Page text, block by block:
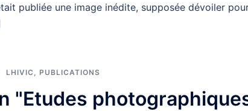
publiée une image inédite, supposée dévoiler
LHIVIC , PUBLICATIONS
"Etudes